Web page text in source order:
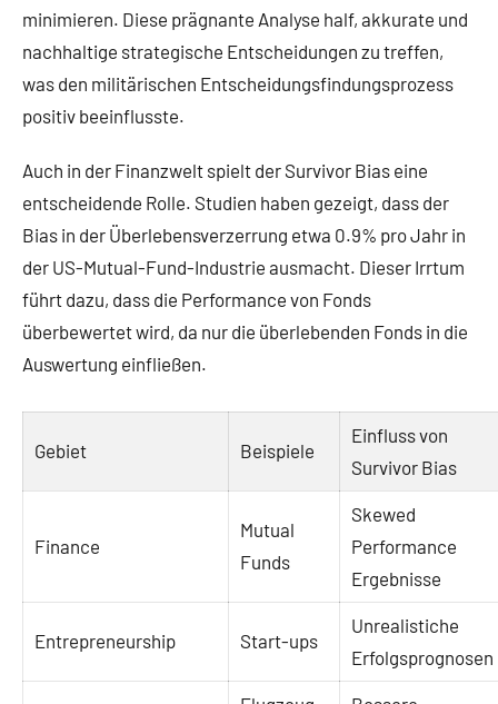
minimieren. Diese prägnante Analyse half, akkurate und
nachhaltige strategische Entscheidungen zu treffen,
was den militärischen Entscheidungsfindungsprozess
positiv beeinflusste.
Auch in der Finanzwelt spielt der Survivor Bias eine
entscheidende Rolle. Studien haben gezeigt, dass der
Bias in der Überlebensverzerrung etwa 0.9% pro Jahr in
der US-Mutual-Fund-Industrie ausmacht. Dieser Irrtum
führt dazu, dass die Performance von Fonds
überbewertet wird, da nur die überlebenden Fonds in die
Auswertung einfließen.
Gebiet Beispiele
Einfluss von
Survivor Bias
Finance
Mutual
Funds
Skewed
Performance
Ergebnisse
Entrepreneurship Start-ups
Unrealistiche
Erfolgsprognosen